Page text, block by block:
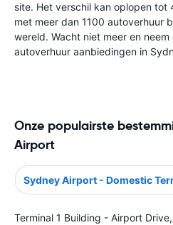
site. Het verschil kan oplopen tot
met meer dan 1100 autoverhuur
wereld. Wacht niet meer en
autoverhuur aanbiedingen in
Onze populairste
Airport
Sydney Airport - Domestic
Terminal 1 Building - Airport